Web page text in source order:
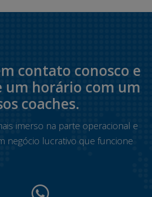
contato conosco e
um horário com um
coaches.
imerso na parte operacional e
negócio lucrativo que funcione